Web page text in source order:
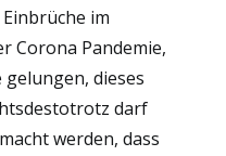
im
Corona Pandemie,
dieses
darf
werden, dass